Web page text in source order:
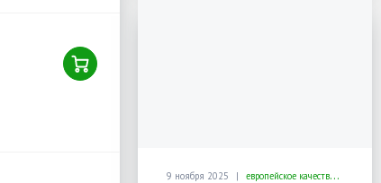
9 ноября 2025 европейское качество для ремонта и монтажа резервуаров